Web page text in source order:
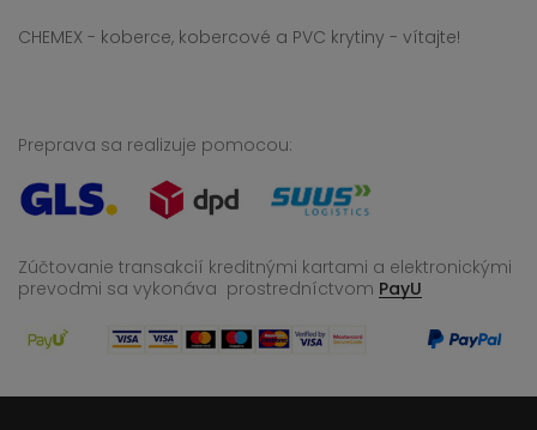
CHEMEX - koberce, kobercové a PVC krytiny - vítajte!
Preprava sa realizuje pomocou:
Zúčtovanie transakcií kreditnými kartami a elektronickými
prevodmi sa vykonáva prostredníctvom PayU